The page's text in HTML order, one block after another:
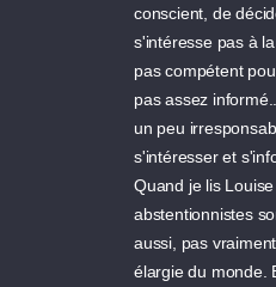
conscient, de
s'intéresse pas à
pas compétent
pas assez
un peu
s'intéresser et
Quand je lis
abstentionnistes
aussi, pas
élargie du monde.